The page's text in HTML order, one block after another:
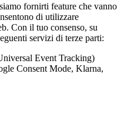
fornirti feature che vanno
di utilizzare
Con il tuo consenso, su
servizi di terze parti:
Event Tracking)
Consent Mode, Klarna,